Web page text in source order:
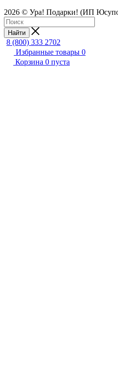
2026 © Ура! Подарки! (ИП
Найти
8 (800) 333 2702
Избранные товары 0
Корзина 0 пуста